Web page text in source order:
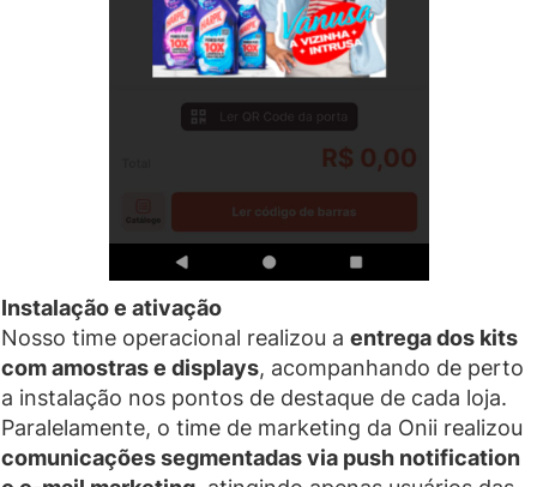
Instalação e ativação
Nosso time operacional realizou a entrega dos kits
com amostras e displays, acompanhando de perto
a instalação nos pontos de destaque de cada loja.
Paralelamente, o time de marketing da Onii realizou
comunicações segmentadas via push notification